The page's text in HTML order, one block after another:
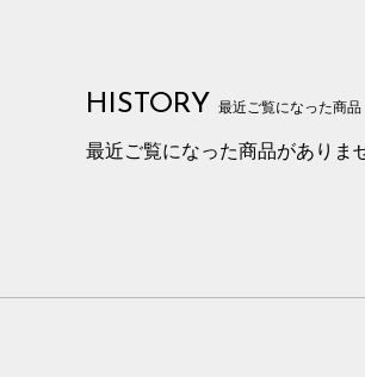
HISTORY 最近ご覧になった商品
最近ご覧になった商品がありま